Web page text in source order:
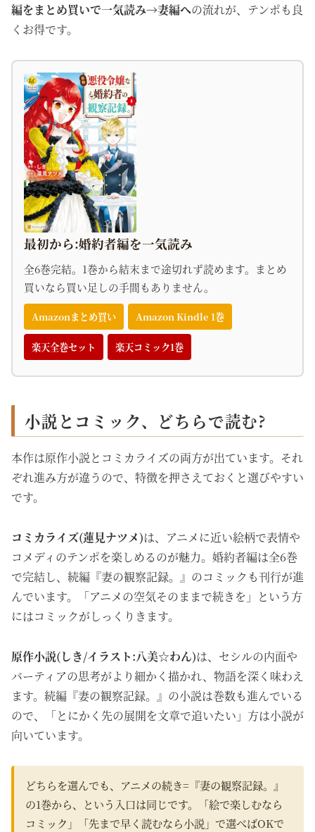
編をまとめ買いで一気読み→妻編への流れが、テンポも良
くお得です。
最初から:婚約者編を一気読み
全6巻完結。1巻から結末まで途切れず読めます。まとめ
買いなら買い足しの手間もありません。
Amazonまとめ買い Amazon Kindle 1巻
楽天全巻セット 楽天コミック1巻
小説とコミック、どちらで読む?
本作は原作小説とコミカライズの両方が出ています。それ
ぞれ進み方が違うので、特徴を押さえておくと選びやすい
です。
コミカライズ(蓮見ナツメ)は、アニメに近い絵柄で表情や
コメディのテンポを楽しめるのが魅力。婚約者編は全6巻
で完結し、続編『妻の観察記録。』のコミックも刊行が進
んでいます。「アニメの空気そのままで続きを」という方
にはコミックがしっくりきます。
原作小説(しき/イラスト:八美☆わん)は、セシルの内面や
バーティアの思考がより細かく描かれ、物語を深く味わえ
ます。続編『妻の観察記録。』の小説は巻数も進んでいる
ので、「とにかく先の展開を文章で追いたい」方は小説が
向いています。
どちらを選んでも、アニメの続き=『妻の観察記録。』
の1巻から、という入口は同じです。「絵で楽しむなら
コミック」「先まで早く読むなら小説」で選べばOKで